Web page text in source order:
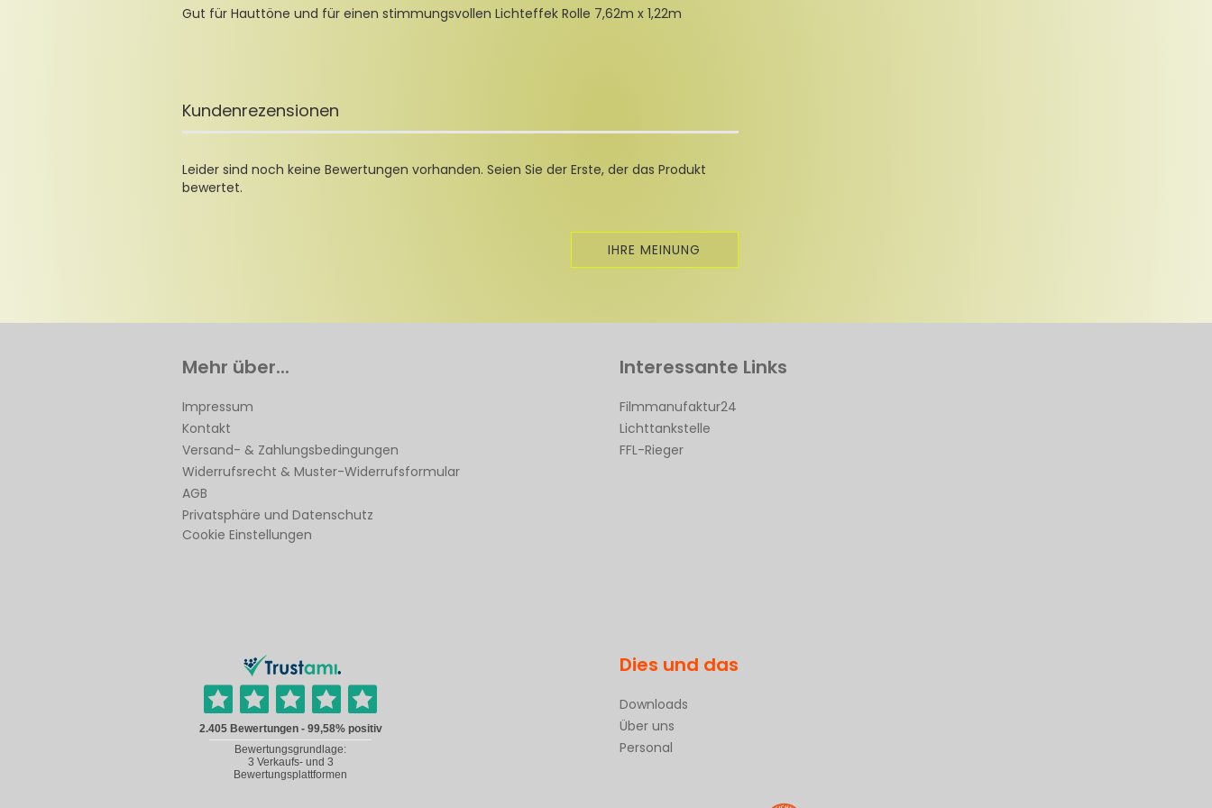
Gut für Hauttöne und für einen stimmungsvollen Lichteffek Rolle 7,62m x 1,22m
Kundenrezensionen
Leider sind noch keine Bewertungen vorhanden. Seien Sie der Erste, der das Produkt
bewertet.
IHRE MEINUNG
Mehr über...
Impressum
Kontakt
Versand- & Zahlungsbedingungen
Widerrufsrecht & Muster-Widerrufsformular
AGB
Privatsphäre und Datenschutz
Cookie Einstellungen
Interessante Links
Filmmanufaktur24
Lichttankstelle
FFL-Rieger
Dies und das
Downloads
Über uns
Personal